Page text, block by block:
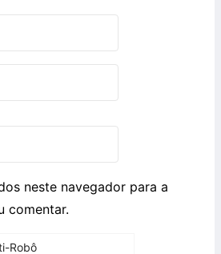
neste navegador para a
comentar.
Robô